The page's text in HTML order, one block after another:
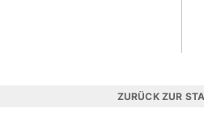
ZURÜCK ZUR